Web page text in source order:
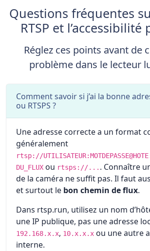
Questions fréquentes
RTSP et
Réglez ces points avant de
problème dans le lecteur
Comment savoir si j’ai la bonne
ou RTSPS ?
Une adresse correcte a un format
généralement
rtsp://
DU_FLUX ou rtsps://... . Connaître
de la caméra ne suffit pas. Il faut
et surtout le bon chemin de flux.
Dans rtsp.run, utilisez un nom
une IP publique, pas une adresse
192.168.x.x, 10.x.x.x ou une autre
interne.